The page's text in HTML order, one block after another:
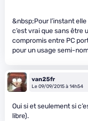
&nbsp;Pour l’instant
c’est vrai que sans être
compromis entre PC
pour un usage semi-
van25fr
Le 09/09/2015 à 14h54
Oui si et seulement si
libre).